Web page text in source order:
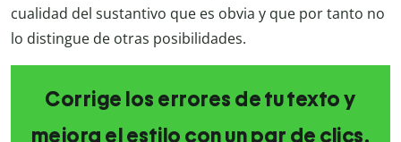
cualidad del sustantivo que es obvia y que por tanto no
lo distingue de otras posibilidades.
Corrige los errores de tu texto y
mejora el estilo con un par de clics.